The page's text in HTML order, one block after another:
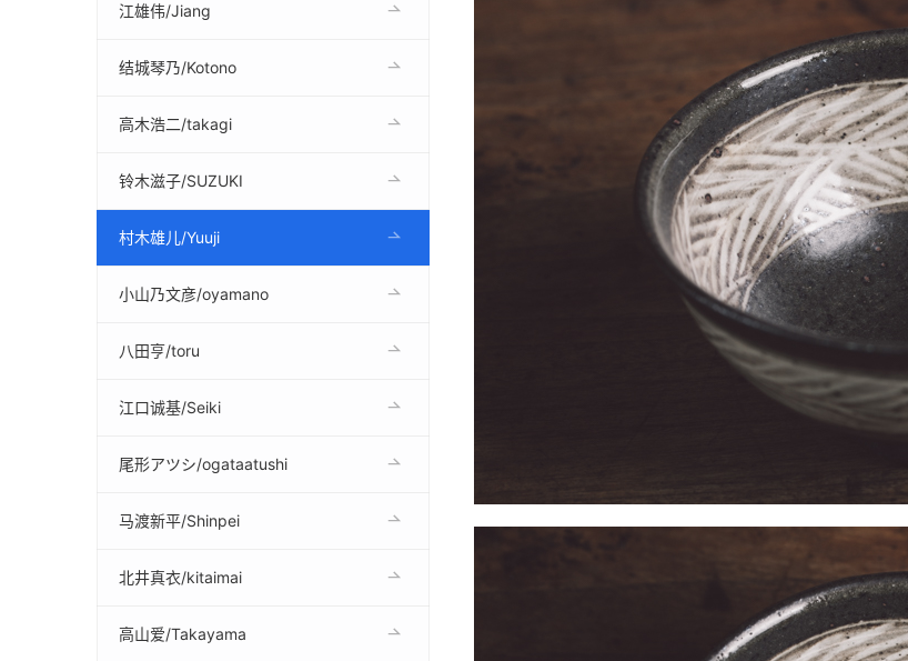
江雄伟/Jiang
结城琴乃/Kotono
高木浩二/takagi
铃木滋子/SUZUKI
村木雄儿/Yuuji
小山乃文彦/oyamano
八田亨/toru
江口诚基/Seiki
尾形アツシ/ogataatushi
马渡新平/Shinpei
北井真衣/kitaimai
高山爱/Takayama